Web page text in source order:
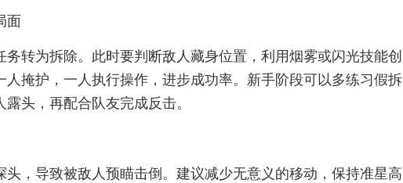
面
转为拆除。此时要判断敌人藏身位置，利用烟雾或闪光技能创
掩护，一人执行操作，进步成功率。新手阶段可以多练习假拆
头，再配合队友完成反击。
，导致被敌人预瞄击倒。建议减少无意义的移动，保持准星高